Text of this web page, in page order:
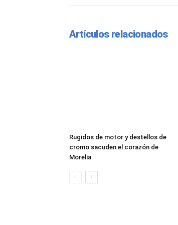
Artículos relacionados
Rugidos de motor y destellos de
cromo sacuden el corazón de
Morelia